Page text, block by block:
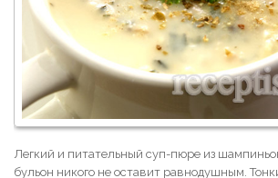
Легкий и питательный суп-пюре из
бульон никого не оставит равнодушным.